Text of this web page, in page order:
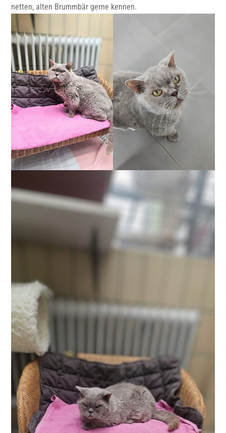
netten, alten Brummbär gerne kennen.